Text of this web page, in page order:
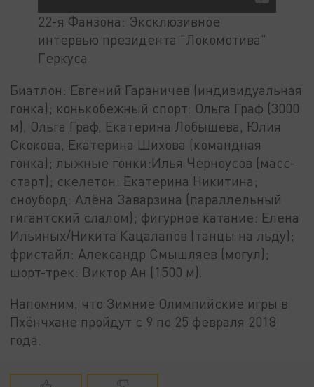
22-я Фанзона: Эксклюзивное
интервью президента "Локомотива"
Геркуса
Биатлон: Евгений Гараничев (индивидуальная
гонка); конькобежный спорт: Ольга Граф (3000
м), Ольга Граф, Екатерина Лобышева, Юлия
Скокова, Екатерина Шихова (командная
гонка); лыжные гонки:Илья Черноусов (масс-
старт); скелетон: Екатерина Никитина;
сноуборд: Алёна Заварзина (параллельный
гигантский слалом); фигурное катание: Елена
Ильиных/Никита Кацалапов (танцы на льду);
фристайл: Александр Смышляев (могул);
шорт-трек: Виктор Ан (1500 м).
Напомним, что Зимние Олимпийские игры в
Пхёнчхане пройдут с 9 по 25 февраля 2018
года.